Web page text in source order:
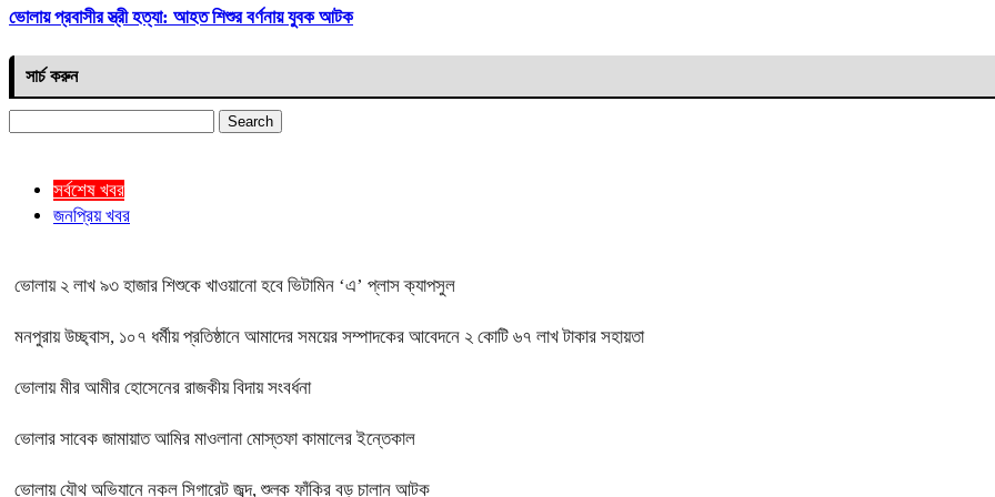
ভোলায় প্রবাসীর স্ত্রী হত্যা: আহত শিশুর বর্ণনায় যুবক আটক
সার্চ করুন
সর্বশেষ খবর
জনপ্রিয় খবর
ভোলায় ২ লাখ ৯৩ হাজার শিশুকে খাওয়ানো হবে ভিটামিন ‘এ’ প্লাস ক্যাপসুল
মনপুরায় উচ্ছ্বাস, ১০৭ ধর্মীয় প্রতিষ্ঠানে আমাদের সময়ের সম্পাদকের আবেদনে ২ কোটি ৬৭ লাখ টাকার সহায়তা
ভোলায় মীর আমীর হোসেনের রাজকীয় বিদায় সংবর্ধনা
ভোলার সাবেক জামায়াত আমির মাওলানা মোস্তফা কামালের ইন্তেকাল
ভোলায় যৌথ অভিযানে নকল সিগারেট জব্দ, শুল্ক ফাঁকির বড় চালান আটক